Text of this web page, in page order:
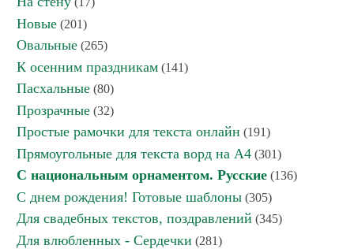
Новые (201)
Овальные (265)
К осенним праздникам (141)
Пасхальные (80)
Прозрачные (32)
Простые рамочки для текста онлайн (191)
Прямоугольные для текста ворд на А4 (301)
С национальным орнаментом. Русские (136)
С днем рождения! Готовые шаблоны (305)
Для свадебных текстов, поздравлений (345)
Для влюбленных - Сердечки (281)